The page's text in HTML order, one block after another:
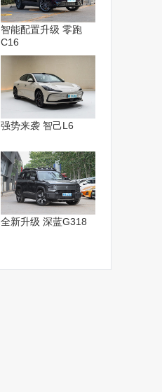
智能配置升级 零跑
C16
强势来袭 智己L6
全新升级 深蓝G318